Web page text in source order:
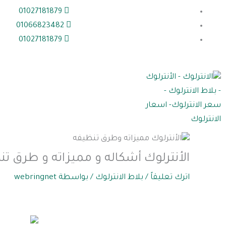
01027181879
01066823482
01027181879
الأنترلوك أشكاله و مميزاته و طرق
اترك تعليقاً / بلاط الانترلوك / بواسطة webringnet